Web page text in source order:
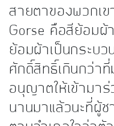
สายตาของพวกเข
Gorse คือสีย้อมผ้
ย้อมผ้าเป็นกระบ
ศักดิ์สิทธิ์เกินกว่า
อนุญาตให้เข้ามา
นานมาแล้วนะที่ผู้ช